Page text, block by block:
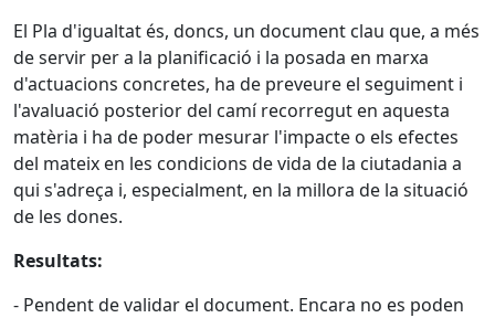
El Pla d'igualtat és, doncs, un document clau que, a més
de servir per a la planificació i la posada en marxa
d'actuacions concretes, ha de preveure el seguiment i
l'avaluació posterior del camí recorregut en aquesta
matèria i ha de poder mesurar l'impacte o els efectes
del mateix en les condicions de vida de la ciutadania a
qui s'adreça i, especialment, en la millora de la situació
de les dones.
Resultats:
- Pendent de validar el document. Encara no es poden